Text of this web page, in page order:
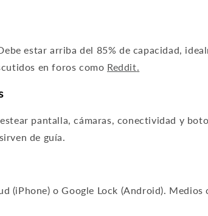
estar arriba del 85% de capacidad,
en foros como Reddit.
pantalla, cámaras, conectividad y
de guía.
(iPhone) o Google Lock (Android).